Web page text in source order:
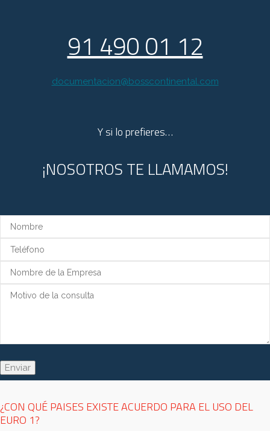
91 490 01 12
documentacion@bosscontinental.com
Y si lo prefieres…
¡NOSOTROS TE LLAMAMOS!
¿CON QUÉ PAISES EXISTE ACUERDO PARA EL USO DEL
EURO 1?